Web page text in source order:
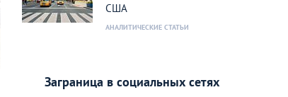
США
АНАЛИТИЧЕСКИЕ СТАТЬИ
Заграница в социальных сетях